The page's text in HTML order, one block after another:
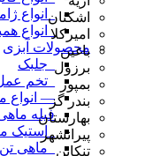
_انواع
_انواع
محصولات آبزی
_جلبک
_تخم
— انواع
فیله
_استیک
_ماهی تن
اشکنان
امیرکلا
باغین
برزول
بمپور
بندر گز
بهارستان
پیرانشهر
تنکابن